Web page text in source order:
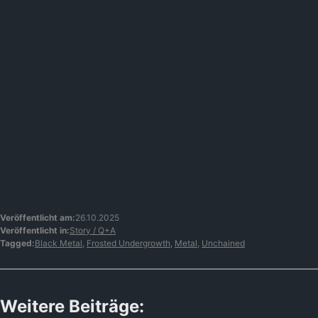
Veröffentlicht am:26.10.2025
Veröffentlicht in:Story / Q+A
Tagged:Black Metal Frosted Undergrowth Metal Unchained
Weitere Beiträge: